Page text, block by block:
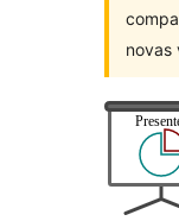
novas